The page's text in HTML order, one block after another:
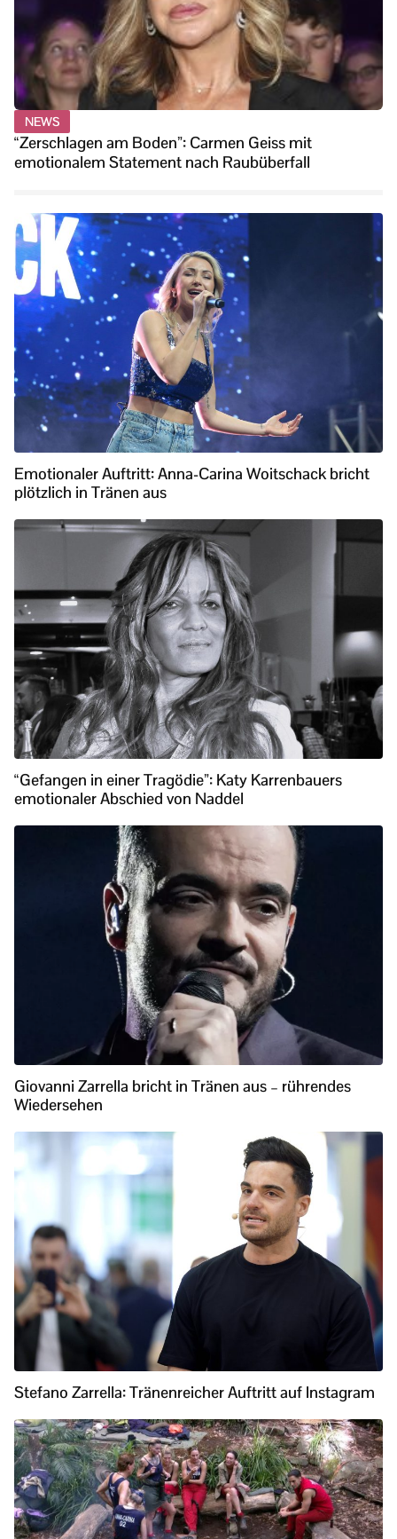
NEWS
“Zerschlagen am Boden”: Carmen Geiss mit
emotionalem Statement nach Raubüberfall
Emotionaler Auftritt: Anna-Carina Woitschack bricht
plötzlich in Tränen aus
“Gefangen in einer Tragödie”: Katy Karrenbauers
emotionaler Abschied von Naddel
Giovanni Zarrella bricht in Tränen aus – rührendes
Wiedersehen
Stefano Zarrella: Tränenreicher Auftritt auf Instagram